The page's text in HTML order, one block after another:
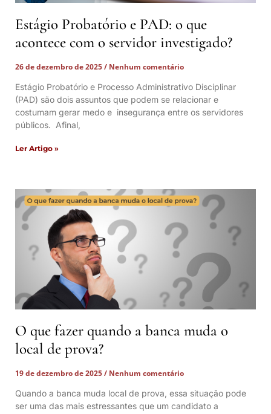
Estágio Probatório e PAD: o que
acontece com o servidor investigado?
26 de dezembro de 2025
Nenhum comentário
Estágio Probatório e Processo Administrativo Disciplinar
(PAD) são dois assuntos que podem se relacionar e
costumam gerar medo e insegurança entre os servidores
públicos. Afinal,
Ler Artigo »
O que fazer quando a banca muda o
local de prova?
19 de dezembro de 2025
Nenhum comentário
Quando a banca muda local de prova, essa situação pode
ser uma das mais estressantes que um candidato a